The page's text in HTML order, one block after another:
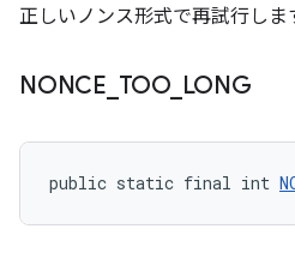
正しいノンス形式で再試行しま
NONCE TOO_ LONG
public static final int